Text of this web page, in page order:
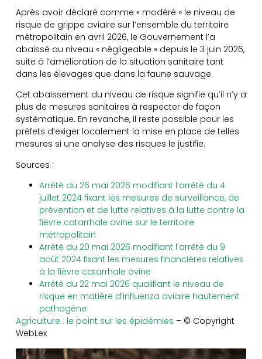
Après avoir déclaré comme « modéré » le niveau de
risque de grippe aviaire sur l’ensemble du territoire
métropolitain en avril 2026, le Gouvernement l’a
abaissé au niveau « négligeable » depuis le 3 juin 2026,
suite à l’amélioration de la situation sanitaire tant
dans les élevages que dans la faune sauvage.
Cet abaissement du niveau de risque signifie qu’il n’y a
plus de mesures sanitaires à respecter de façon
systématique. En revanche, il reste possible pour les
préfets d’exiger localement la mise en place de telles
mesures si une analyse des risques le justifie.
Sources :
Arrêté du 26 mai 2026 modifiant l’arrêté du 4
juillet 2024 fixant les mesures de surveillance, de
prévention et de lutte relatives à la lutte contre la
fièvre catarrhale ovine sur le territoire
métropolitain
Arrêté du 20 mai 2026 modifiant l’arrêté du 9
août 2024 fixant les mesures financières relatives
à la fièvre catarrhale ovine
Arrêté du 22 mai 2026 qualifiant le niveau de
risque en matière d’influenza aviaire hautement
pathogène
Agriculture : le point sur les épidémies – © Copyright
WebLex